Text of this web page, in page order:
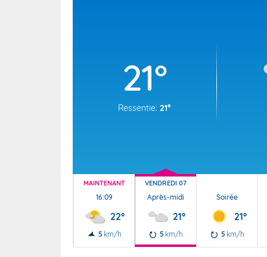
21°
Ressentie:21°
MAINTENANT
16:09
22°
5 km/h
VENDREDI 07
Après-midi
21°
5 km/h
Soirée
21°
5 km/h